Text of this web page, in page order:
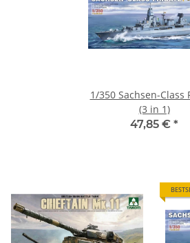
1/350 Sachsen-Class
(3 in 1)
47,85 € *